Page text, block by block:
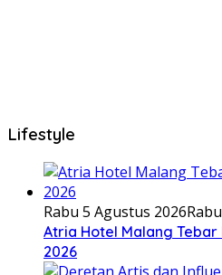
Lifestyle
Rabu 5 Agustus 2026
Atria Hotel Malang
2026